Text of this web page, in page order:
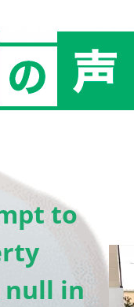
to
in